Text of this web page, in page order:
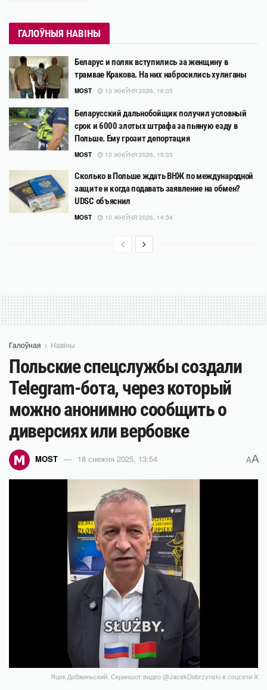
ГАЛОЎНЫЯ НАВІНЫ
Беларус и поляк вступились за женщину в
трамвае Кракова. На них набросились хулиганы
MOST 10 ЖНІЎНЯ 2026, 16:05
Беларусский дальнобойщик получил условный
срок и 6000 злотых штрафа за пьяную езду в
Польше. Ему грозит депортация
MOST 10 ЖНІЎНЯ 2026, 15:33
Сколько в Польше ждать ВНЖ по международной
защите и когда подавать заявление на обмен?
UDSC объяснил
MOST 10 ЖНІЎНЯ 2026, 14:34
Галоўная Навіны
Польские спецслужбы создали
Telegram-бота, через который
можно анонимно сообщить о
диверсиях или вербовке
MOST 18 снежня 2025, 13:54 AA
Яцек Добжиньский. Скриншот видео @JacekDobrzynski в соцсети X